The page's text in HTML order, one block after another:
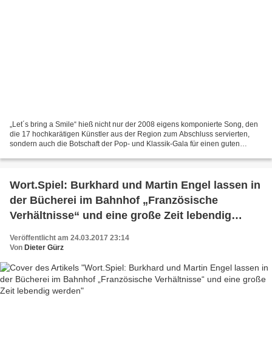
„Let´s bring a Smile“ hieß nicht nur der 2008 eigens komponierte Song, den
die 17 hochkarätigen Künstler aus der Region zum Abschluss servierten,
sondern auch die Botschaft der Pop- und Klassik-Gala für einen guten
Wort.Spiel: Burkhard und Martin Engel lassen in
der Bücherei im Bahnhof „Französische
Verhältnisse“ und eine große Zeit lebendig
Veröffentlicht am 24.03.2017 23:14
Von Dieter Gürz